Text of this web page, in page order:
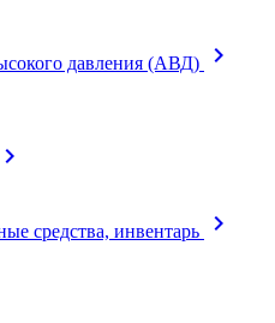
давления (АВД) keyboard_arrow_right
keyboard_arrow_right
средства, инвентарь keyboard_arrow_right